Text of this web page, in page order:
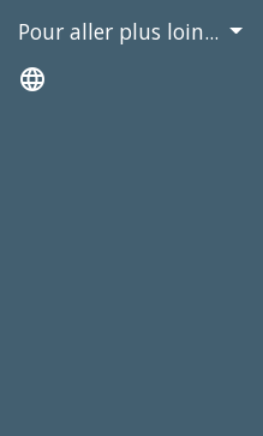
Pour aller plus loin...
language